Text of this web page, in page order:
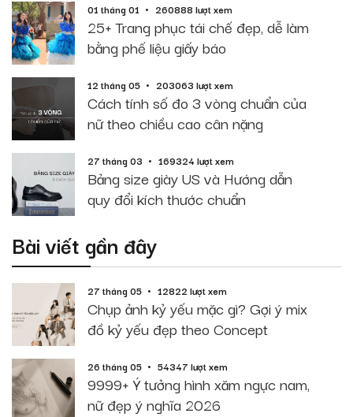
01 tháng 01 260888 lượt xem
25+ Trang phục tái chế đẹp, dễ làm
bằng phế liệu giấy báo
12 tháng 05 203063 lượt xem
Cách tính số đo 3 vòng chuẩn của
nữ theo chiều cao cân nặng
27 tháng 03 169324 lượt xem
Bảng size giày US và Hướng dẫn
quy đổi kích thước chuẩn
Bài viết gần đây
27 tháng 05 12822 lượt xem
Chụp ảnh kỷ yếu mặc gì? Gợi ý mix
đồ kỷ yếu đẹp theo Concept
26 tháng 05 54347 lượt xem
9999+ Ý tưởng hình xăm ngực nam,
nữ đẹp ý nghĩa 2026